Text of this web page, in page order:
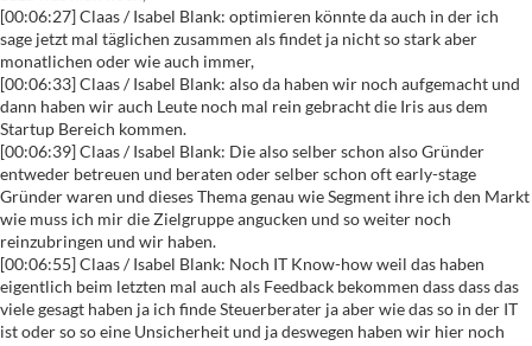
[00:06:27] Claas / Isabel Blank: optimieren könnte da auch in der ich
sage jetzt mal täglichen zusammen als findet ja nicht so stark aber
monatlichen oder wie auch immer,
[00:06:33] Claas / Isabel Blank: also da haben wir noch aufgemacht und
dann haben wir auch Leute noch mal rein gebracht die Iris aus dem
Startup Bereich kommen.
[00:06:39] Claas / Isabel Blank: Die also selber schon also Gründer
entweder betreuen und beraten oder selber schon oft early-stage
Gründer waren und dieses Thema genau wie Segment ihre ich den Markt
wie muss ich mir die Zielgruppe angucken und so weiter noch
reinzubringen und wir haben.
[00:06:55] Claas / Isabel Blank: Noch IT Know-how weil das haben
eigentlich beim letzten mal auch als Feedback bekommen dass dass das
viele gesagt haben ja ich finde Steuerberater ja aber wie das so in der IT
ist oder so so eine Unsicherheit und ja deswegen haben wir hier noch